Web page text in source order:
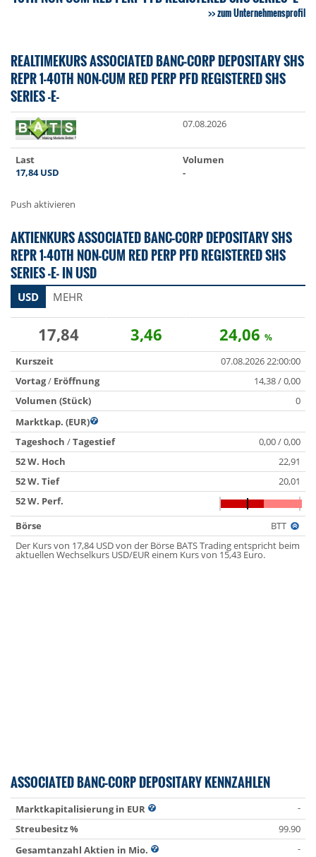
zum Unternehmensprofil
REALTIMEKURS ASSOCIATED BANC-CORP DEPOSITARY SHS
REPR 1-40TH NON-CUM RED PERP PFD REGISTERED SHS
SERIES -E-
07.08.2026
Last
17,84 USD
Volumen
-
Push aktivieren
AKTIENKURS ASSOCIATED BANC-CORP DEPOSITARY SHS
REPR 1-40TH NON-CUM RED PERP PFD REGISTERED SHS
SERIES -E- IN USD
USD MEHR
17,84 3,46 24,06 %
Kurszeit
07.08.2026 22:00:00
Vortag/ Eröffnung
14,38 / 0,00
Volumen (Stück)
0
Marktkap. (EUR)
Tageshoch /Tagestief
0,00 / 0,00
52 W. Hoch
22,91
52 W. Tief
20,01
52 W. Perf.
Börse
BTT
Der Kurs von 17,84 USD von der Börse BATS Trading entspricht beim
aktuellen Wechselkurs USD/EUR einem Kurs von 15,43 Euro.
ASSOCIATED BANC-CORP DEPOSITARY KENNZAHLEN
Marktkapitalisierung in EUR
-
Streubesitz %
99.90
Gesamtanzahl Aktien in Mio.
-